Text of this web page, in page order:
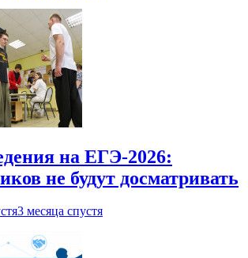
на ЕГЭ-2026:
не будут досматривать
3 месяца спустя